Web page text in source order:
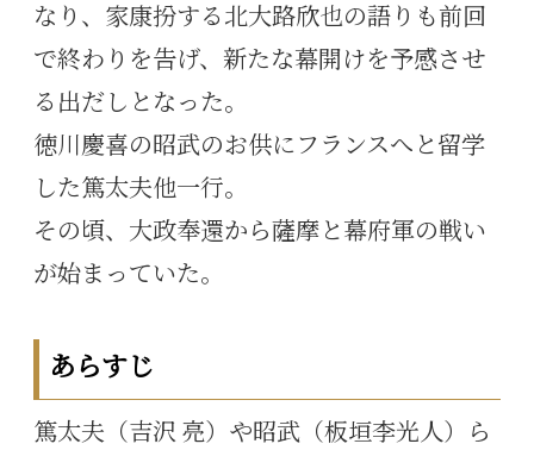
なり、家康扮する北大路欣也の語りも前回
で終わりを告げ、新たな幕開けを予感させ
る出だしとなった。
徳川慶喜の昭武のお供にフランスへと留学
した篤太夫他一行。
その頃、大政奉還から薩摩と幕府軍の戦い
が始まっていた。
あらすじ
篤太夫（吉沢 亮）や昭武（板垣李光人）ら